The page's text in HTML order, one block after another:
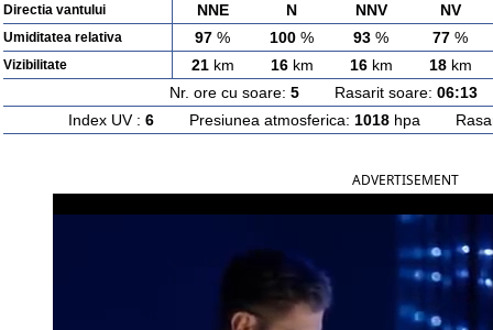
Directia vantului NNE N NNV NV
Umiditatea relativa 97 % 100 % 93 % 77 %
Vizibilitate 21km 16km 16km 18km
Nr. ore cu soare: 5Rasarit soare: 06:13
Index UV : 6Presiunea atmosferica: 1018hpa
ADVERTISEMENT